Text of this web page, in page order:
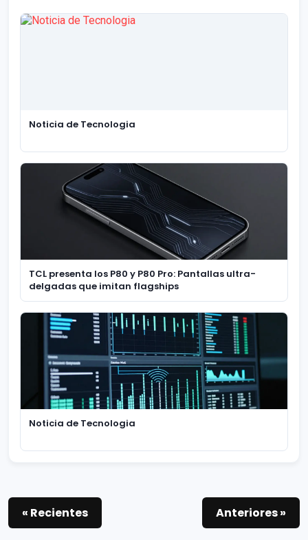
Noticia de Tecnologia
TCL presenta los P80 y P80 Pro: Pantallas ultra-
delgadas que imitan flagships
Noticia de Tecnologia
« Recientes Anteriores »